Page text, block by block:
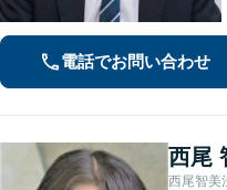
電話でお問い合わせ
西尾
西尾智美